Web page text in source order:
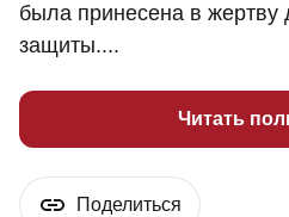
была принесена в жертву
защиты....
Читать
Поделиться